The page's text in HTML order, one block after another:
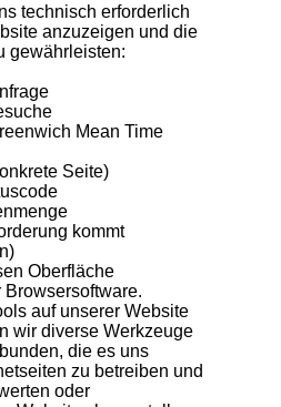
technisch erforderlich
anzuzeigen und die
gewährleisten:
Mean Time
Seite)
kommt
Oberfläche
Browsersoftware.
auf unserer Website
wir diverse Werkzeuge
die es uns
zu betreiben und
oder